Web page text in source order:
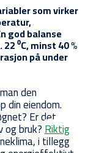
som virker
god balanse
⁰C, minst 40 %
på under
den
din eiendom.
Er det
bruk?Riktig
i tillegg